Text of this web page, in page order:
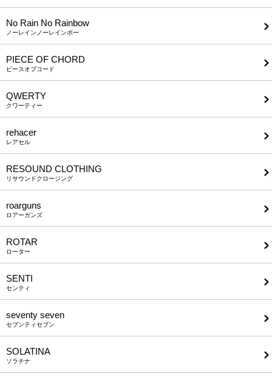
No Rain No Rainbow
ノーレインノーレインボー
PIECE OF CHORD
ピースオブコード
QWERTY
クワーティー
rehacer
レアセル
RESOUND CLOTHING
リサウンドクロージング
roarguns
ロアーガンズ
ROTAR
ローター
SENTI
センティ
seventy seven
セブンティセブン
SOLATINA
ソラチナ